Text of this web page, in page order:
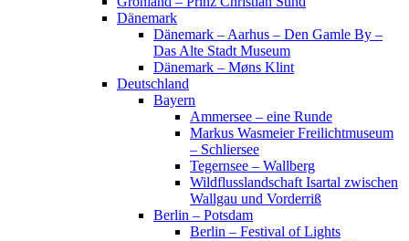
Dänemark
Dänemark – Aarhus – Den Gamle By –
Das Alte Stadt Museum
Dänemark – Møns Klint
Deutschland
Bayern
Ammersee – eine Runde
Markus Wasmeier Freilichtmuseum
– Schliersee
Tegernsee – Wallberg
Wildflusslandschaft Isartal zwischen
Wallgau und Vorderriß
Berlin – Potsdam
Berlin – Festival of Lights